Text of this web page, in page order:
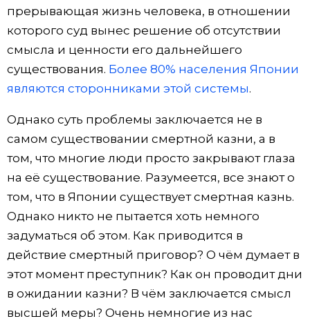
прерывающая жизнь человека, в отношении
которого суд вынес решение об отсутствии
смысла и ценности его дальнейшего
существования. Более 80% населения Японии
являются сторонниками этой системы.
Однако суть проблемы заключается не в
самом существовании смертной казни, а в
том, что многие люди просто закрывают глаза
на её существование. Разумеется, все знают о
том, что в Японии существует смертная казнь.
Однако никто не пытается хоть немного
задуматься об этом. Как приводится в
действие смертный приговор? О чём думает в
этот момент преступник? Как он проводит дни
в ожидании казни? В чём заключается смысл
высшей меры? Очень немногие из нас